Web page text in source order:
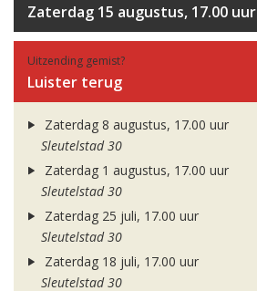
Zaterdag 15 augustus, 17.00 uur
Uitzending gemist?
Luister terug
Zaterdag 8 augustus, 17.00 uur
Sleutelstad 30
Zaterdag 1 augustus, 17.00 uur
Sleutelstad 30
Zaterdag 25 juli, 17.00 uur
Sleutelstad 30
Zaterdag 18 juli, 17.00 uur
Sleutelstad 30